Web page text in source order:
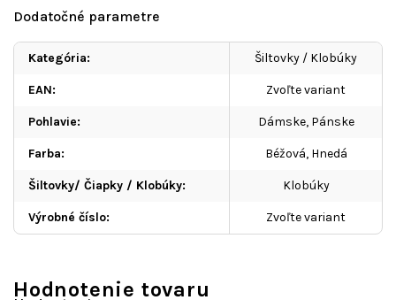
Dodatočné parametre
Kategória: Šiltovky / Klobúky
EAN: Zvoľte variant
Pohlavie: Dámske, Pánske
Farba: Béžová, Hnedá
Šiltovky/ Čiapky / Klobúky: Klobúky
Výrobné číslo: Zvoľte variant
Hodnotenie tovaru